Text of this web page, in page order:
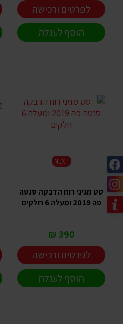
לפרטים ורכישה
הוסף לעגלה
NEXT
סט מגיני רוח הדבקה סנטה
פה 2019 ומעלה 6 חלקים
390 ₪
לפרטים ורכישה
הוסף לעגלה